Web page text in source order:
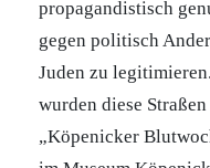
propagandistisch
gegen politisch
Juden zu
wurden diese
„Köpenicker